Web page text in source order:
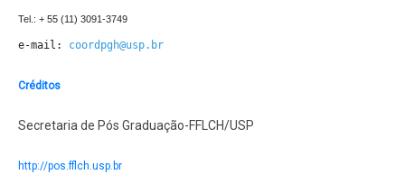
e-mail: coordpgh@usp.br
Créditos
Secretaria de Pós Graduação-FFLCH/USP
http://pos.fflch.usp.br